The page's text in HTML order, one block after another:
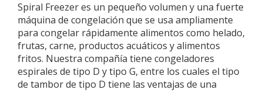
Spiral Freezer es un pequeño volumen y una fuerte
máquina de congelación que se usa ampliamente
para congelar rápidamente alimentos como helado,
frutas, carne, productos acuáticos y alimentos
fritos. Nuestra compañía tiene congeladores
espirales de tipo D y tipo G, entre los cuales el tipo
de tambor de tipo D tiene las ventajas de una